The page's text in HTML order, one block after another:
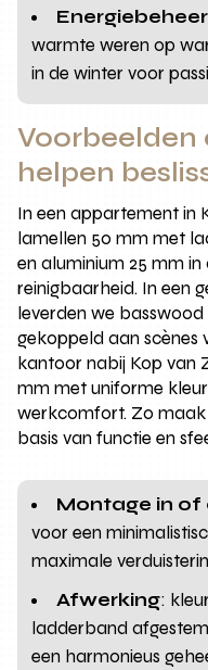
Energiebeheer
warmte weren op
in de winter voor
Voorbeelden
helpen
In een appartement in
lamellen 50 mm met
en aluminium 25 mm
reinigbaarheid. In een
leverden we
gekoppeld aan scènes
kantoor nabij Kop van
mm met uniforme
werkcomfort. Zo
basis van functie en
Montage in of
voor een
maximale
Afwerking:
ladderband
een harmonieus